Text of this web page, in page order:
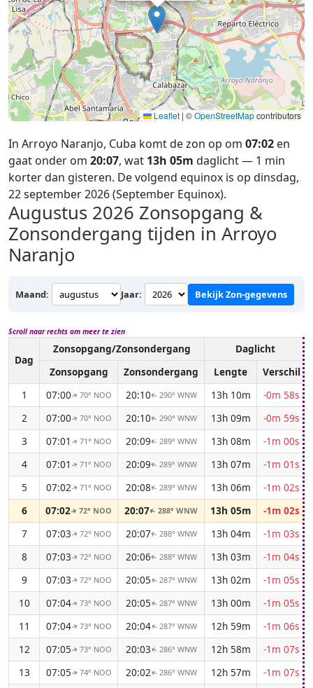
Leaflet | ©OpenStreetMapcontributors
In Arroyo Naranjo, Cuba komt de zon op om 07:02 en
gaat onder om 20:07, wat 13h 05m daglicht — 1 min
korter dan gisteren. De volgend equinox is op dinsdag,
22 september 2026 (September Equinox).
Augustus 2026 Zonsopgang &
Zonsondergang tijden in Arroyo
Naranjo
Maand: Jaar: Bekijk Zon-gegevens
Scroll naar rechts om meer te zien
Dag
Zonsopgang/Zonsondergang Daglicht
Zonsopgang
Zonsondergang Lengte
Verschil
1
07:00↑ 70° NOO 20:10↑ 290° WNW 13h 10m
-0m 58s
2
07:00↑ 70° NOO 20:10↑ 290° WNW 13h 09m
-0m 59s
3
07:01 ↑ 71° NOO 20:09↑ 289° WNW 13h 08m
-1m 00s
4
07:01 ↑ 71° NOO 20:09↑ 289° WNW 13h 07m
-1m 01s
5
07:02↑ 71° NOO 20:08↑ 289° WNW 13h 06m
-1m 02s
6
07:02↑72° NOO 20:07↑288° WNW 13h 05m
-1m 02s
7
07:03↑ 72° NOO 20:07↑ 288° WNW 13h 04m
-1m 03s
8
07:03↑ 72° NOO 20:06↑ 288° WNW 13h 03m
-1m 04s
9
07:03↑ 72° NOO 20:05↑ 287° WNW 13h 02m
-1m 05s
10
07:04↑ 73° NOO 20:05↑ 287° WNW 13h 00m
-1m 05s
11
07:04↑ 73° NOO 20:04↑ 287° WNW 12h 59m
-1m 06s
12
07:05↑ 73° NOO 20:03↑ 286° WNW 12h 58m
-1m 07s
13
07:05↑ 74° NOO 20:02↑ 286° WNW 12h 57m
-1m 07s